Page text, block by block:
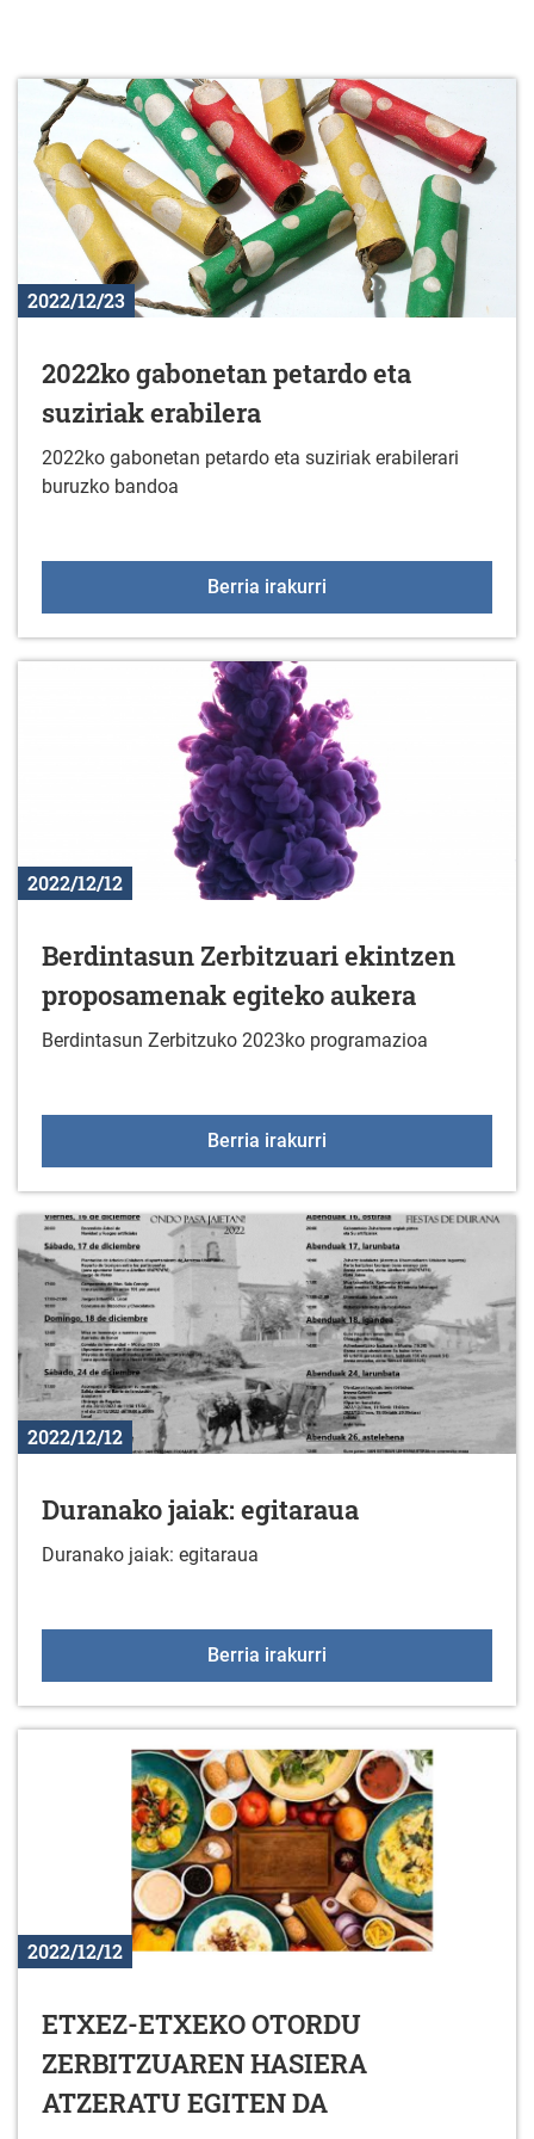
2022/12/23
2022ko gabonetan petardo eta
suziriak erabilera
2022ko gabonetan petardo eta suziriak erabilerari
buruzko bandoa
Berria irakurri
2022/12/12
Berdintasun Zerbitzuari ekintzen
proposamenak egiteko aukera
Berdintasun Zerbitzuko 2023ko programazioa
Berria irakurri
2022/12/12
Duranako jaiak: egitaraua
Duranako jaiak: egitaraua
Berria irakurri
2022/12/12
ETXEZ-ETXEKO OTORDU
ZERBITZUAREN HASIERA
ATZERATU EGITEN DA